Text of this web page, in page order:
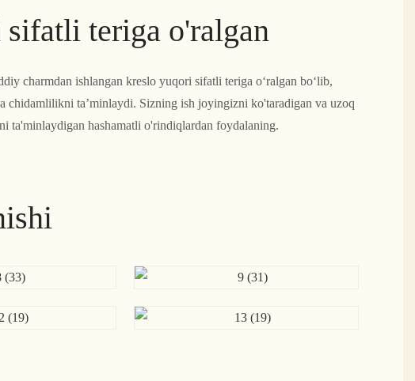
teriga o'ralgan
charmdan ishlangan kreslo yuqori sifatli teriga o‘ralgan bo‘lib,
chidamlilikni ta’minlaydi. Sizning ish joyingizni ko'taradigan va uzoq
ta'minlaydigan hashamatli o'rindiqlardan foydalaning.